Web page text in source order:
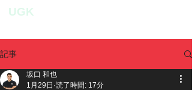
UGK
記事
坂口 和也
1月29日 読了時間: 17分